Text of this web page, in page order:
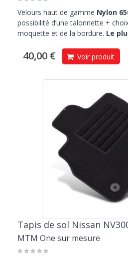
Velours haut de gamme Nylon
possibilité d’une talonnette +
moquette et de la bordure. Le
40,00 € Voir produit
Tapis de sol Nissan
MTM One sur mesure